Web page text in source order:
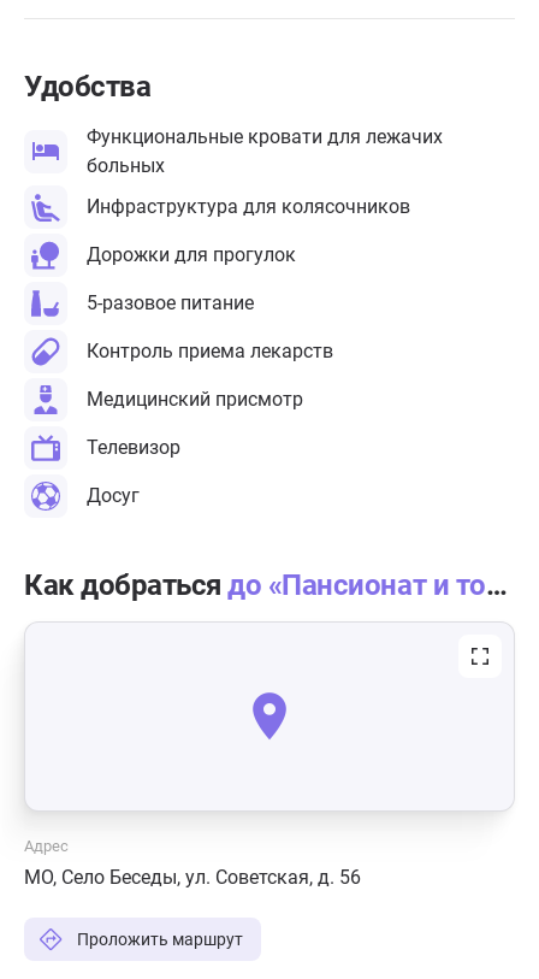
Удобства
Функциональные кровати для лежачих
больных
Инфраструктура для колясочников
Дорожки для прогулок
5-разовое питание
Контроль приема лекарств
Медицинский присмотр
Телевизор
Досуг
Как добратьсядо «Пансионат и точка» Беседы
Адрес
МО, Село Беседы, ул. Советская, д. 56
Проложить маршрут